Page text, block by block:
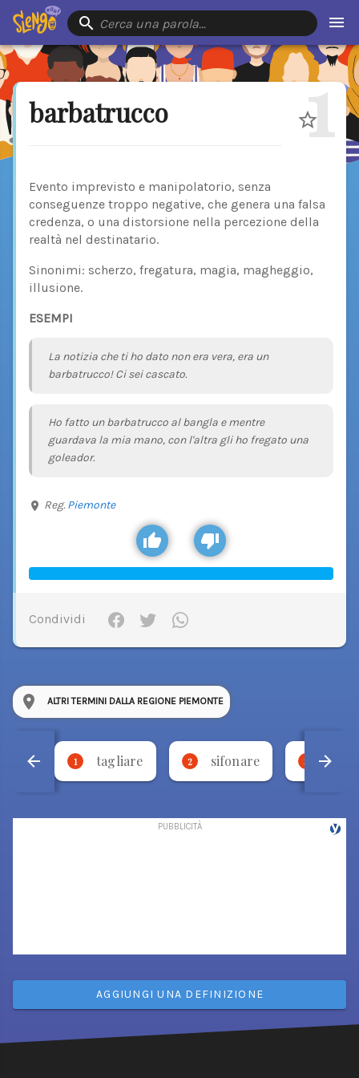
Cerca una parola…
barbatrucco 1
Evento imprevisto e manipolatorio, senza
conseguenze troppo negative, che genera una falsa
credenza, o una distorsione nella percezione della
realtà nel destinatario.
Sinonimi: scherzo, fregatura, magia, magheggio,
illusione.
ESEMPI
La notizia che ti ho dato non era vera, era un
barbatrucco! Ci sei cascato.
Ho fatto un barbatrucco al bangla e mentre
guardava la mia mano, con l'altra gli ho fregato una
goleador.
Reg. Piemonte
Condividi
ALTRI TERMINI DALLA REGIONE PIEMONTE
1 tagliare 2 sifonare 3
AGGIUNGI UNA DEFINIZIONE